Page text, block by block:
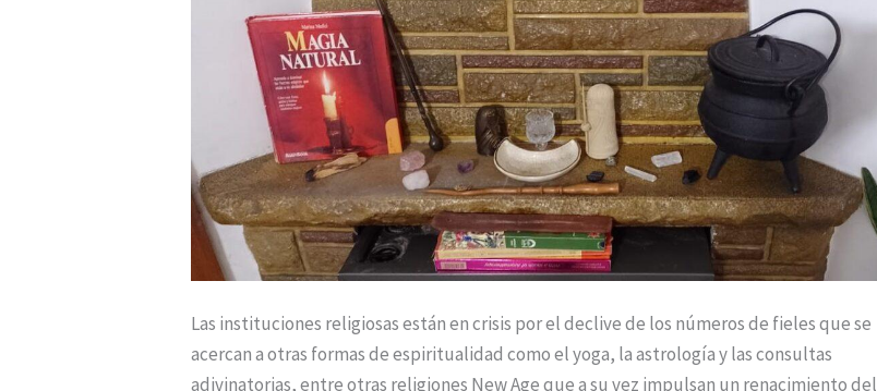
Las instituciones religiosas están en crisis por el declive de los números de fieles que se
acercan a otras formas de espiritualidad como el yoga, la astrología y las consultas
adivinatorias, entre otras religiones New Age que a su vez impulsan un renacimiento del